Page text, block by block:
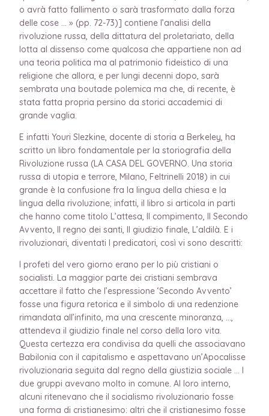
o avrà fatto fallimento o sarà trasformato dalla forza
delle cose … » (pp. 72-73)] contiene l’analisi della
rivoluzione russa, della dittatura del proletariato, della
lotta al dissenso come qualcosa che appartiene non ad
una teoria politica ma al patrimonio fideistico di una
religione che allora, e per lungi decenni dopo, sarà
sembrata una boutade polemica ma che, di recente, è
stata fatta propria persino da storici accademici di
grande vaglia.
E infatti Youri Slezkine, docente di storia a Berkeley, ha
scritto un libro fondamentale per la storiografia della
Rivoluzione russa (LA CASA DEL GOVERNO. Una storia
russa di utopia e terrore, Milano, Feltrinelli 2018) in cui
grande è la confusione fra la lingua della chiesa e la
lingua della rivoluzione; infatti, il libro si articola in parti
che hanno come titolo L’attesa, Il compimento, Il Secondo
Avvento, Il regno dei santi, Il giudizio finale, L’aldilà. E i
rivoluzionari, diventati I predicatori, così vi sono descritti:
I profeti del vero giorno erano per lo più cristiani o
socialisti. La maggior parte dei cristiani sembrava
accettare il fatto che l’espressione ‘Secondo Avvento’
fosse una figura retorica e il simbolo di una redenzione
rimandata all’infinito, ma una crescente minoranza, …,
attendeva il giudizio finale nel corso della loro vita.
Questa certezza era condivisa da quelli che associavano
Babilonia con il capitalismo e aspettavano un’Apocalisse
rivoluzionaria seguita dal regno della giustizia sociale … I
due gruppi avevano molto in comune. Al loro interno,
alcuni ritenevano che il socialismo rivoluzionario fosse
una forma di cristianesimo: altri che il cristianesimo fosse